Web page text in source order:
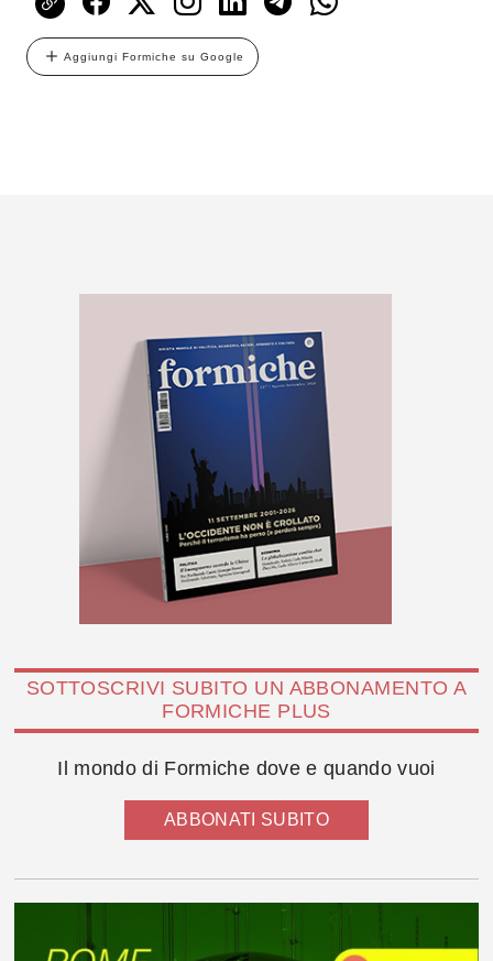
Aggiungi Formiche su Google
SOTTOSCRIVI SUBITO UN ABBONAMENTO A
FORMICHE PLUS
Il mondo di Formiche dove e quando vuoi
ABBONATI SUBITO